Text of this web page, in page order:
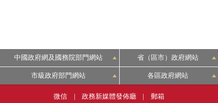
中國政府網及國務院部門網站 省（區市）政府網站
市級政府部門網站 各區政府網站
微信 政務新媒體發佈廳 郵箱